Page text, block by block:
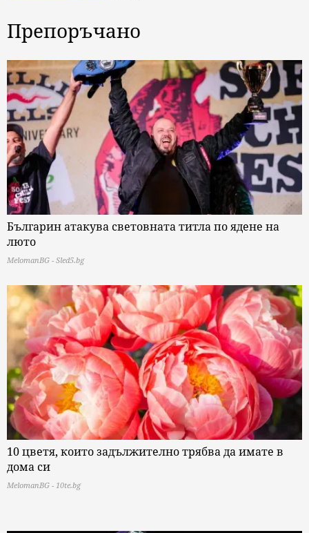
Препоръчано
Българин атакува световната титла по ядене на
люто
MelomanBG - Sled5.bg
10 цветя, които задължително трябва да имате в
дома си
MelomanBG - 10te.bg